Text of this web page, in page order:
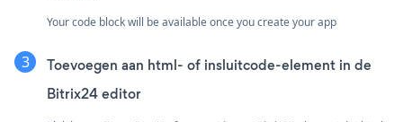
Your code block will be available once you create your app
Toevoegen aan html- of insluitcode-element in de
Bitrix24 editor